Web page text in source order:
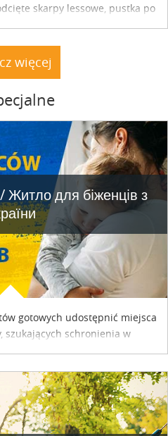
skarpy lessowe, pustka po
dochodzi do siebie.
więcej
Житло для бiженцiв з
gotowych udostępnić miejsca
szukających schronienia w